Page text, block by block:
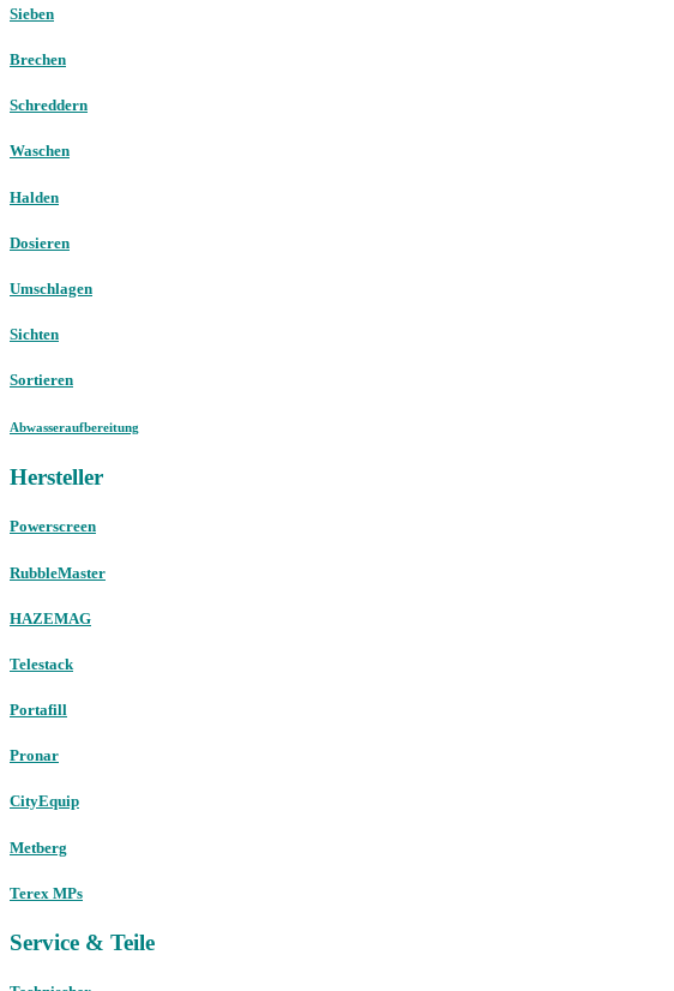
Sieben
Brechen
Schreddern
Waschen
Halden
Dosieren
Umschlagen
Sichten
Sortieren
Abwasseraufbereitung
Hersteller
Powerscreen
RubbleMaster
HAZEMAG
Telestack
Portafill
Pronar
CityEquip
Metberg
Terex MPs
Service & Teile